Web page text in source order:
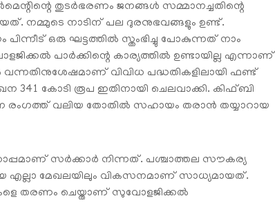
തുടര്‍ഭരണം ജനങ്ങള്‍ സമ്മാനച്ചതിന്റെ
നമ്മുടെ നാടിന് പല ദുരനുഭവങ്ങളും ഉണ്ട്.
ഒരു ഘട്ടത്തില്‍ സ്തംഭിച്ചു പോകുന്നത് നാം
പാര്‍ക്കിന്റെ കാര്യത്തില്‍ ഉണ്ടായില്ല എന്നാണ്
വിവിധ പദ്ധതികളിലായി ഫണ്ട്
341 കോടി രൂപ ഇതിനായി ചെലവാക്കി. കിഫ്ബി
രംഗത്ത് വലിയ തോതില്‍ സഹായം തരാന്‍ തയ്യാറായ
സര്‍ക്കാര്‍ നിന്നത്. പശ്ചാത്തല സൗകര്യ
എല്ലാ മേഖലയിലും വികസനമാണ് സാധ്യമായത്.
തരണം ചെയ്താണ് സുവോളജിക്കല്‍